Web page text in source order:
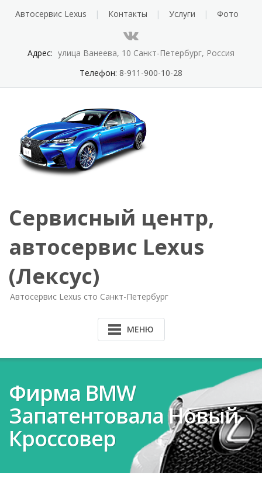
Автосервис Lexus Контакты Услуги Фото
Адрес: улица Ванеева, 10 Санкт-Петербург, Россия
Телефон: 8-911-900-10-28
Сервисный центр,
автосервис Lexus
(Лексус)
Автосервис Lexus сто Санкт-Петербург
МЕНЮ
Фирма BMW
Запатентовала Новый
Кроссовер